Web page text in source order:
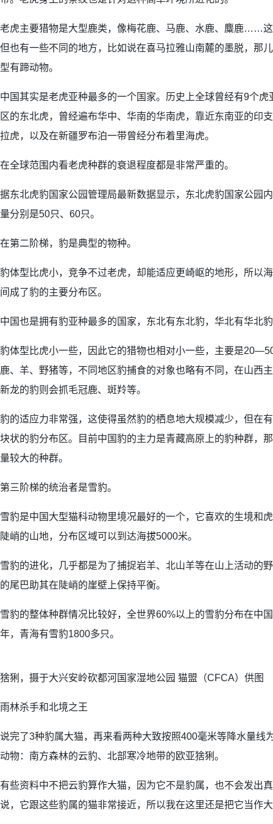
老虎主要猎物是大型鹿类，像梅花鹿、马鹿、水鹿、麋鹿……
但也有一些不同的地方，比如说在喜马拉雅山南麓的墨脱，那
型有蹄动物。
中国其实是老虎亚种最多的一个国家。历史上全球曾经有9个
区的东北虎，曾经遍布华中、华南的华南虎，靠近东南亚的印
拉虎，以及在新疆罗布泊一带曾经分布着里海虎。
在全球范围内看老虎种群的衰退程度都是非常严重的。
据东北虎豹国家公园管理局最新数据显示，东北虎豹国家公园
量分别是50只、60只。
在第二阶梯，豹是典型的物种。
豹体型比虎小，竞争不过老虎，却能适应更崎岖的地形，所以
间成了豹的主要分布区。
中国也是拥有豹亚种最多的国家，东北有东北豹，华北有华北
豹体型比虎小一些，因此它的猎物也相对小一些，主要是
鹿、羊、野猪等，不同地区豹捕食的对象也略有不同，在山西
新龙的豹则会抓毛冠鹿、斑羚等。
豹的适应力非常强，这使得虽然豹的栖息地大规模减少，但在
块状的豹分布区。目前中国豹的主力是青藏高原上的豹种群，
量较大的种群。
第三阶梯的统治者是雪豹。
雪豹是中国大型猫科动物里境况最好的一个，它喜欢的生境和
陡峭的山地，分布区域可以到达海拔5000米。
雪豹的进化，几乎都是为了捕捉岩羊、北山羊等在山上活动的
的尾巴助其在陡峭的崖壁上保持平衡。
雪豹的整体种群情况比较好，全世界60%以上的雪豹分布在中
年，青海有雪豹1800多只。
猞猁，摄于大兴安岭砍都河国家湿地公园 猫盟（CFCA）供图
雨林杀手和北境之王
说完了3种豹属大猫，再来看两种大致按照400毫米等降水量线
动物：南方森林的云豹、北部寒冷地带的欧亚猞猁。
有些资料中不把云豹算作大猫，因为它不是豹属，也不会发出
说，它跟这些豹属的猫非常接近，所以我在这里还是把它当作